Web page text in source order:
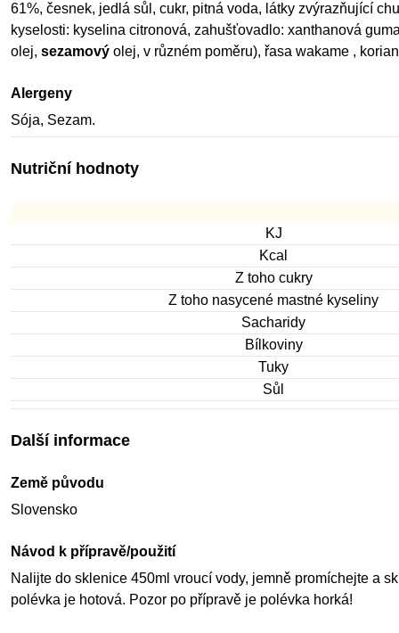
61%, česnek, jedlá sůl, cukr, pitná voda, látky zvýrazňující
kyselosti: kyselina citronová, zahušťovadlo: xanthanová
olej, sezamový olej, v různém poměru), řasa wakame ,
Alergeny
Sója, Sezam.
Nutriční hodnoty
KJ
Kcal
Z toho cukry
Z toho nasycené mastné kyseliny
Sacharidy
Bílkoviny
Tuky
Sůl
Další informace
Země původu
Slovensko
Návod k přípravě/použití
Nalijte do sklenice 450ml vroucí vody, jemně promíchejte a
polévka je hotová. Pozor po přípravě je polévka horká!